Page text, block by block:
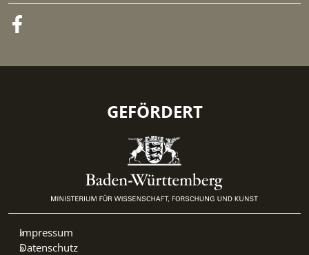
GEFÖRDERT
Impressum
Datenschutz